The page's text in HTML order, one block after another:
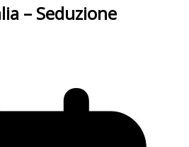
– Seduzione